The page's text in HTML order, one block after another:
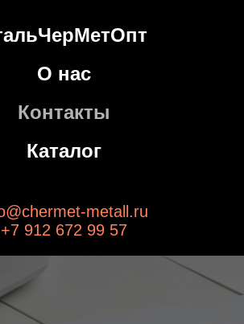
О нас
Контакты
Каталог
metall.ru
+7 912 672 99 57